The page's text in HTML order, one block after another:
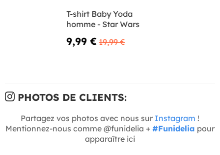
T-shirt Baby Yoda
homme - Star Wars
9,99 € 19,99 €
PHOTOS DE CLIENTS:
Partagez vos photos avec nous sur Instagram !
Mentionnez-nous comme @funidelia + #Funidelia pour
apparaître ici